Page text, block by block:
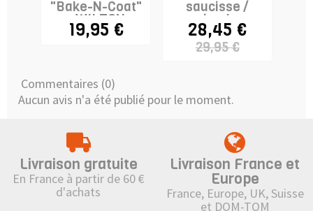
"Bake-N-Coat"
- WILTON
19,95 €
saucisse /
viande
28,45 €
29,95 €
Commentaires (0)
Aucun avis n'a été publié pour le moment.
Livraison gratuite
En France à partir de 60 €
d'achats
Livraison France et
Europe
France, Europe, UK, Suisse
et DOM-TOM